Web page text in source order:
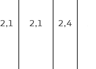
2,1 2,1 2,4